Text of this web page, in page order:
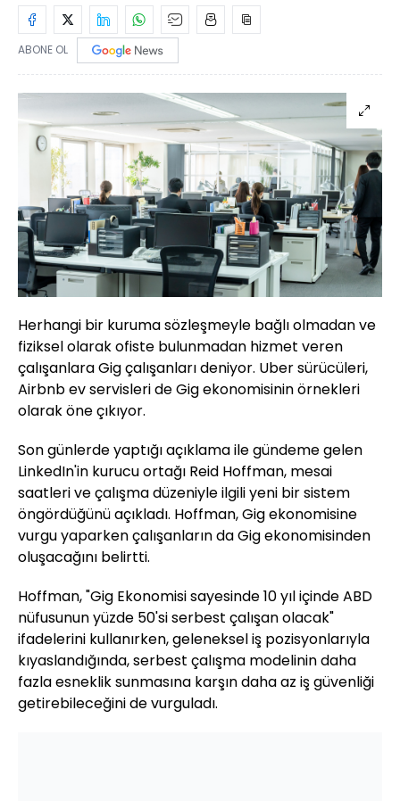
ABONE OL
Herhangi bir kuruma sözleşmeyle bağlı olmadan ve
fiziksel olarak ofiste bulunmadan hizmet veren
çalışanlara Gig çalışanları deniyor. Uber sürücüleri,
Airbnb ev servisleri de Gig ekonomisinin örnekleri
olarak öne çıkıyor.
Son günlerde yaptığı açıklama ile gündeme gelen
LinkedIn'in kurucu ortağı Reid Hoffman, mesai
saatleri ve çalışma düzeniyle ilgili yeni bir sistem
öngördüğünü açıkladı. Hoffman, Gig ekonomisine
vurgu yaparken çalışanların da Gig ekonomisinden
oluşacağını belirtti.
Hoffman, "Gig Ekonomisi sayesinde 10 yıl içinde ABD
nüfusunun yüzde 50'si serbest çalışan olacak"
ifadelerini kullanırken, geleneksel iş pozisyonlarıyla
kıyaslandığında, serbest çalışma modelinin daha
fazla esneklik sunmasına karşın daha az iş güvenliği
getirebileceğini de vurguladı.